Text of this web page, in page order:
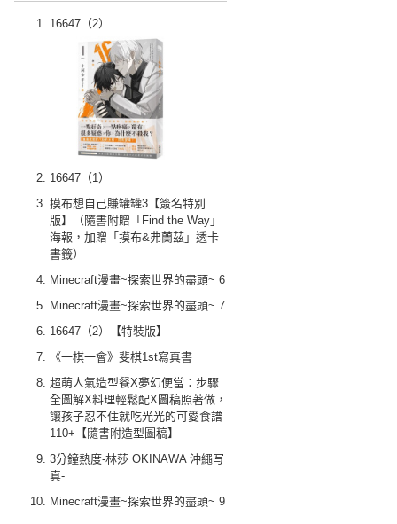
16647（2）
16647（1）
摸布想自己賺罐罐3【簽名特別
版】（隨書附贈「Find the Way」
海報，加贈「摸布&弗蘭茲」透卡
書籤）
Minecraft漫畫~探索世界的盡頭~ 6
Minecraft漫畫~探索世界的盡頭~ 7
16647（2）【特裝版】
《一棋一會》斐棋1st寫真書
超萌人氣造型餐X夢幻便當：步驟
全圖解X料理輕鬆配X圖稿照著做，
讓孩子忍不住就吃光光的可愛食譜
110+【隨書附造型圖稿】
3分鐘熱度-林莎 OKINAWA 沖繩写
真-
Minecraft漫畫~探索世界的盡頭~ 9